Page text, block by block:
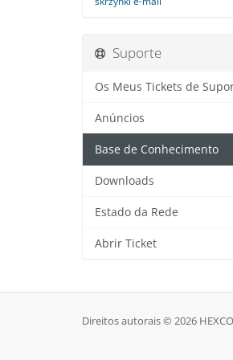
Suporte
Os Meus Tickets de
Anúncios
Base de Conhecimento
Downloads
Estado da Rede
Abrir Ticket
Direitos autorais © 2026